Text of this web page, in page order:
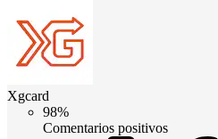
Xgcard
98%
Comentarios positivos